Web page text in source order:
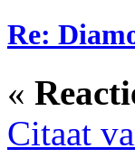
Re:
«
Citaat